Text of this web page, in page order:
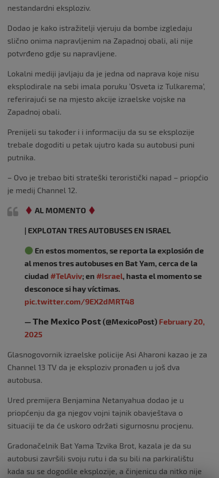
nestandardni eksploziv.
Dodao je kako istražitelji vjeruju da bombe izgledaju
slično onima napravljenim na Zapadnoj obali, ali nije
potvrđeno gdje su napravljene.
Lokalni mediji javljaju da je jedna od naprava koje nisu
eksplodirale na sebi imala poruku ‘Osveta iz Tulkarema‘,
referirajući se na mjesto akcije izraelske vojske na
Zapadnoj obali.
Prenijeli su također i i informaciju da su se eksplozije
trebale dogoditi u petak ujutro kada su autobusi puni
putnika.
– Ovo je trebao biti strateški teroristički napad – priopćio
je medij Channel 12.
AL MOMENTO
| EXPLOTAN TRES AUTOBUSES EN ISRAEL
En estos momentos, se reporta la explosión de
al menos tres autobuses en Bat Yam, cerca de la
ciudad #TelAviv; en #Israel, hasta el momento se
desconoce si hay víctimas.
pic.twitter.com/9EX2dMRT48
— 𝗧𝗵𝗲 𝗠e𝘅𝗶𝗰𝗼 𝗣𝗼𝘀𝘁 (@MexicoPost) February 20,
2025
Glasnogovornik izraelske policije Asi Aharoni kazao je za
Channel 13 TV da je eksploziv pronađen u još dva
autobusa.
Ured premijera Benjamina Netanyahua dodao je u
priopćenju da ga njegov vojni tajnik obavještava o
situaciji te da će uskoro održati sigurnosnu procjenu.
Gradonačelnik Bat Yama Tzvika Brot, kazala je da su
autobusi završili svoju rutu i da su bili na parkiralištu
kada su se dogodile eksplozije, a činjenicu da nitko nije